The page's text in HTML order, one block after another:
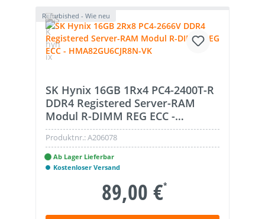
Refurbished - Wie neu
SK Hynix 16GB 1Rx4 PC4-2400T-R
DDR4 Registered Server-RAM
Modul R-DIMM REG ECC -
HMA82GR7MFR4N-UH
Produktnr.:A206078
Ab Lager Lieferbar
Kostenloser Versand
89,00 €*